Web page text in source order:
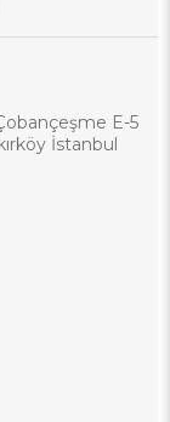
E-5
İstanbul